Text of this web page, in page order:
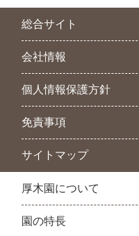
総合サイト
会社情報
個人情報保護方針
免責事項
サイトマップ
厚木園について
園の特長